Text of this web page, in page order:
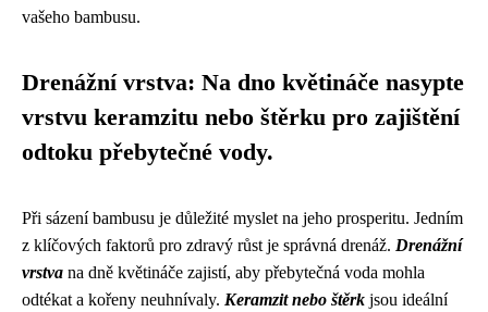
vašeho bambusu.
Drenážní vrstva: Na dno květináče nasypte
vrstvu keramzitu nebo štěrku pro zajištění
odtoku přebytečné vody.
Při sázení bambusu je důležité myslet na jeho prosperitu. Jedním
z klíčových faktorů pro zdravý růst je správná drenáž. Drenážní
vrstva na dně květináče zajistí, aby přebytečná voda mohla
odtékat a kořeny neuhnívaly. Keramzit nebo štěrk jsou ideální